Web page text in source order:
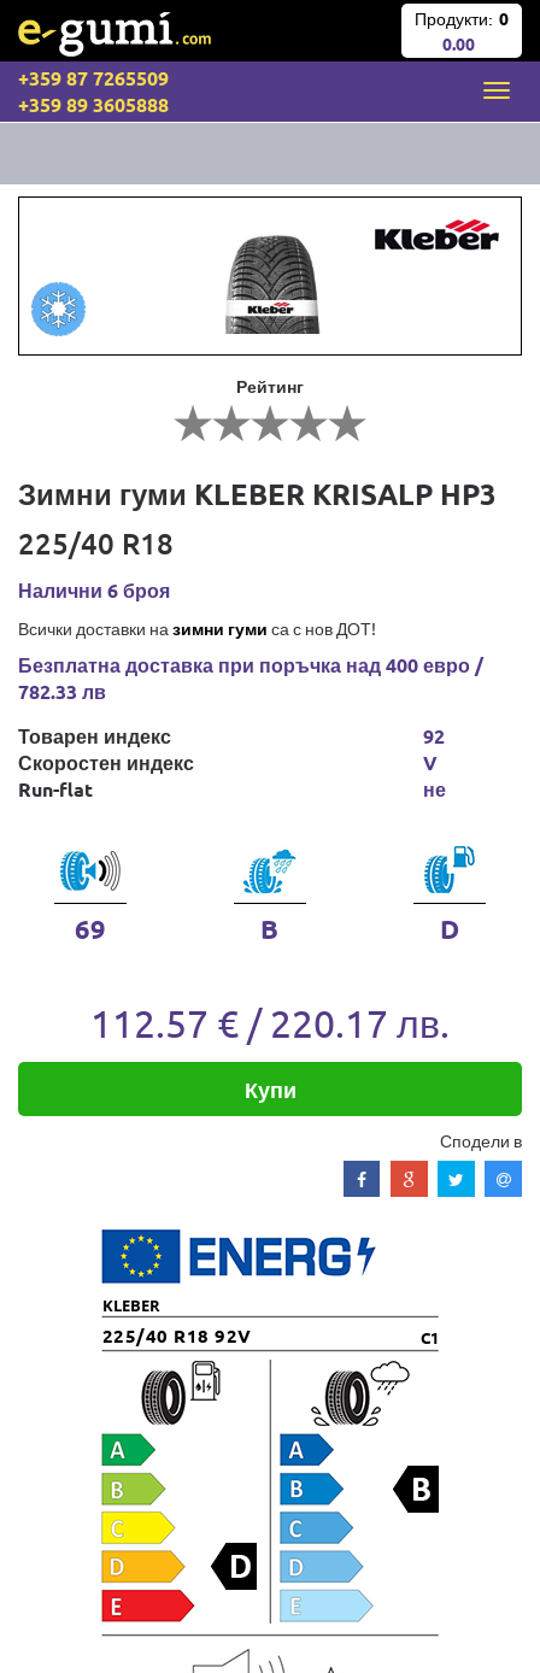
Продукти: 0
0.00
+359 87 7265509
+359 89 3605888
Рейтинг
Зимни гуми KLEBER KRISALP HP3
225/40 R18
Налични 6 броя
Всички доставки на зимни гуми са с нов ДОТ!
Безплатна доставка при поръчка над 400 евро /
782.33 лв
Товарен индекс
Скоростен индекс
Run-flat
92
V
не
69 B D
112.57 € / 220.17 лв.
Купи
Сподели в
KLEBER
225/40 R18 92V C1